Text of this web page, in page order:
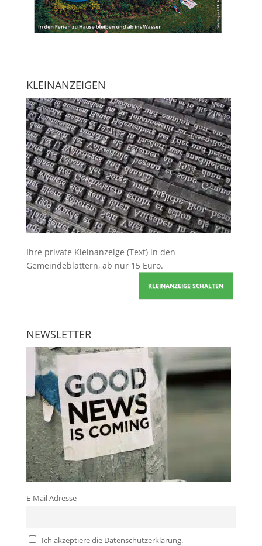
KLEINANZEIGEN
Ihre private Kleinanzeige (Text) in den
Gemeindeblättern, ab nur 15 Euro.
KLEINANZEIGE SCHALTEN
NEWSLETTER
E-Mail Adresse
Ich akzeptiere die Datenschutzerklärung.